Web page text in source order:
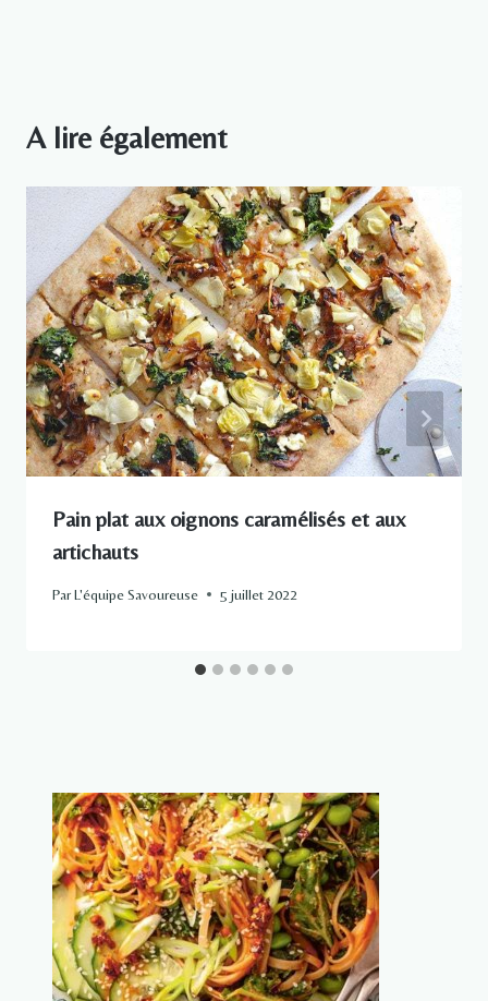
A lire également
Pain plat aux oignons caramélisés et aux
artichauts
ParL'équipe Savoureuse 5 juillet 2022